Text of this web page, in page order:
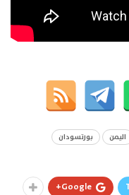
اليمن
بورتسودان
Google+